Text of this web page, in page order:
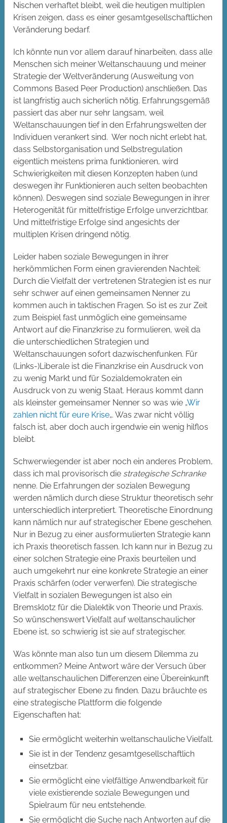
Nischen verhaftet bleibt, weil die heutigen multiplen
Krisen zeigen, dass es einer gesamtgesellschaftlichen
Veränderung bedarf.
Ich könnte nun vor allem darauf hinarbeiten, dass alle
Menschen sich meiner Weltanschauung und meiner
Strategie der Weltveränderung (Ausweitung von
Commons Based Peer Production) anschließen. Das
ist langfristig auch sicherlich nötig. Erfahrungsgemäß
passiert das aber nur sehr langsam, weil
Weltanschauungen tief in den Erfahrungswelten der
Individuen verankert sind. Wer noch nicht erlebt hat,
dass Selbstorganisation und Selbstregulation
eigentlich meistens prima funktionieren, wird
Schwierigkeiten mit diesen Konzepten haben (und
deswegen ihr Funktionieren auch selten beobachten
können). Deswegen sind soziale Bewegungen in ihrer
Heterogenität für mittelfristige Erfolge unverzichtbar.
Und mittelfristige Erfolge sind angesichts der
multiplen Krisen dringend nötig.
Leider haben soziale Bewegungen in ihrer
herkömmlichen Form einen gravierenden Nachteil:
Durch die Vielfalt der vertretenen Strategien ist es nur
sehr schwer auf einen gemeinsamen Nenner zu
kommen auch in taktischen Fragen. So ist es zur Zeit
zum Beispiel fast unmöglich eine gemeinsame
Antwort auf die Finanzkrise zu formulieren, weil da
die unterschiedlichen Strategien und
Weltanschauungen sofort dazwischenfunken. Für
(Links-)Liberale ist die Finanzkrise ein Ausdruck von
zu wenig Markt und für Sozialdemokraten ein
Ausdruck von zu wenig Staat. Heraus kommt dann
als kleinster gemeinsamer Nenner so was wie „Wir
zahlen nicht für eure Krise„. Was zwar nicht völlig
falsch ist, aber doch auch irgendwie ein wenig hilflos
bleibt.
Schwerwiegender ist aber noch ein anderes Problem,
dass ich mal provisorisch die strategische Schranke
nenne. Die Erfahrungen der sozialen Bewegung
werden nämlich durch diese Struktur theoretisch sehr
unterschiedlich interpretiert. Theoretische Einordnung
kann nämlich nur auf strategischer Ebene geschehen.
Nur in Bezug zu einer ausformulierten Strategie kann
ich Praxis theoretisch fassen. Ich kann nur in Bezug zu
einer solchen Strategie eine Praxis beurteilen und
auch umgekehrt nur eine konkrete Strategie an einer
Praxis schärfen (oder verwerfen). Die strategische
Vielfalt in sozialen Bewegungen ist also ein
Bremsklotz für die Dialektik von Theorie und Praxis.
So wünschenswert Vielfalt auf weltanschaulicher
Ebene ist, so schwierig ist sie auf strategischer.
Was könnte man also tun um diesem Dilemma zu
entkommen? Meine Antwort wäre der Versuch über
alle weltanschaulichen Differenzen eine Übereinkunft
auf strategischer Ebene zu finden. Dazu bräuchte es
eine strategische Plattform die folgende
Eigenschaften hat:
Sie ermöglicht weiterhin weltanschauliche Vielfalt.
Sie ist in der Tendenz gesamtgesellschaftlich
einsetzbar.
Sie ermöglicht eine vielfältige Anwendbarkeit für
viele existierende soziale Bewegungen und
Spielraum für neu entstehende.
Sie ermöglicht die Suche nach Antworten auf die